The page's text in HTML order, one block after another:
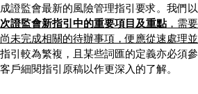
成證監會最新的風險管理指引要求。我們以
次證監會新指引中的重要項目及重點 ，需
尚未完成相關的待辦事項，便應從速處理並
指引較為繁複，且某些詞匯的定義亦必須
客戶細閱指引原稿以作更深入的了解。